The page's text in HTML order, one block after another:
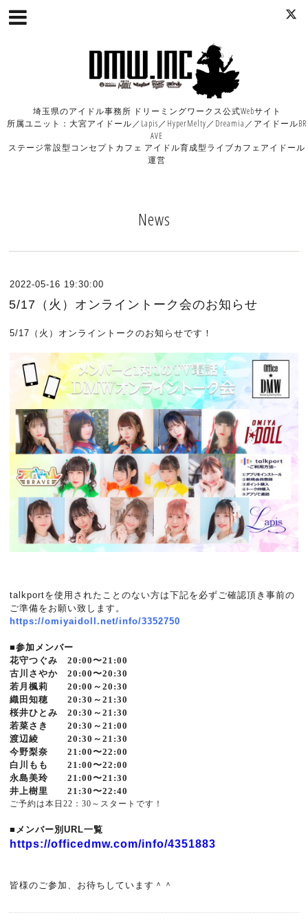
埼玉県のアイドル事務所 ドリーミングワークス公式Webサイト
所属ユニット：大宮アイドール／Lapis／HyperMelty／Dreamia／アイドールBR
AVE
ステージ常設型コンセプトカフェ アイドル育成型ライブカフェアイドール
運営
News
2022-05-16 19:30:00
5/17（火）オンライントーク会のお知らせ
5/17（火）オンライントークのお知らせです！
talkportを使用されたことのない方は下記を必ずご確認頂き事前の
ご準備をお願い致します。
https://omiyaidoll.net/info/3352750
■参加メンバー
花守つぐみ 20:00〜21:00
古川さやか 20:00〜20:30
若月楓莉 20:00～20:30
織田知穂 20:30～21:30
桜井ひとみ 20:30～21:30
若菜さき 20:30～21:00
渡辺綾 20:30～21:30
今野梨奈 21:00〜22:00
白川もも 21:00〜22:00
永島美玲 21:00〜21:30
井上樹里 21:30〜22:40
ご予約は本日22：30～スタートです！
■メンバー別URL一覧
https://officedmw.com/info/4351883
皆様のご参加、お待ちしています＾＾